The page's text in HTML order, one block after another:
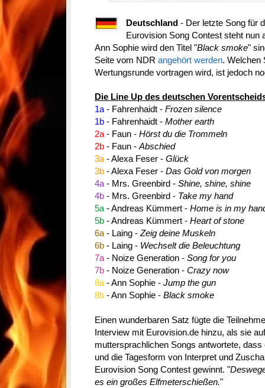
Deutschland - Der letzte Song für
Eurovision Song Contest steht nun
Ann Sophie wird den Titel "Black smoke"
Seite vom NDR angehört werden. Welchen
Wertungsrunde vortragen wird, ist jedoch
Die Line Up des deutschen
1a - Fahrenhaidt - Frozen silence
1b - Fahrenhaidt - Mother earth
2a - Faun - Hörst du die Trommeln
2b - Faun - Abschied
3a - Alexa Feser - Glück
3b - Alexa Feser - Das Gold von morgen
4a - Mrs. Greenbird - Shine, shine, shine
4b - Mrs. Greenbird - Take my hand
5a - Andreas Kümmert - Home is in my
5b - Andreas Kümmert - Heart of stone
6a - Laing - Zeig deine Muskeln
6b - Laing - Wechselt die Beleuchtung
7a - Noize Generation - Song for you
7b - Noize Generation - Crazy now
8a - Ann Sophie - Jump the gun
8b - Ann Sophie - Black smoke
Einen wunderbaren Satz fügte die
Interview mit Eurovision.de hinzu, als sie
muttersprachlichen Songs antwortete,
und die Tagesform von Interpret und
Eurovision Song Contest gewinnt. "
es ein großes Elfmeterschießen."